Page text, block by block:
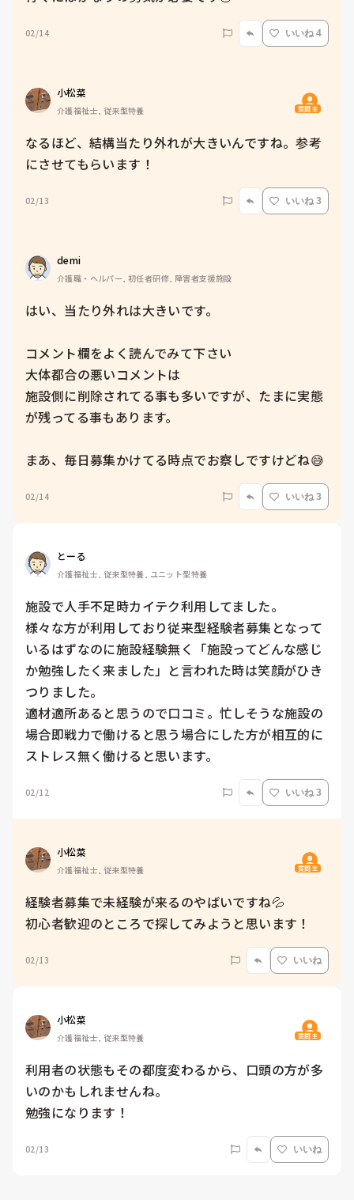
02/14 いいね 4
小松菜
介護福祉士, 従来型特養 質問主
なるほど、結構当たり外れが大きいんですね。参考
にさせてもらいます！
02/13 いいね 3
demi
介護職・ヘルパー, 初任者研修, 障害者支援施設
はい、当たり外れは大きいです。
コメント欄をよく読んでみて下さい
大体都合の悪いコメントは
施設側に削除されてる事も多いですが、たまに実態
が残ってる事もあります。
まあ、毎日募集かけてる時点でお察しですけどね😅
02/14 いいね 3
とーる
介護福祉士, 従来型特養, ユニット型特養
施設で人手不足時カイテク利用してました。
様々な方が利用しており従来型経験者募集となって
いるはずなのに施設経験無く「施設ってどんな感じ
か勉強したく来ました」と言われた時は笑顔がひき
つりました。
適材適所あると思うので口コミ。忙しそうな施設の
場合即戦力で働けると思う場合にした方が相互的に
ストレス無く働けると思います。
02/12 いいね 3
小松菜
介護福祉士, 従来型特養 質問主
経験者募集で未経験が来るのやばいですね💦
初心者歓迎のところで探してみようと思います！
02/13 いいね
小松菜
介護福祉士, 従来型特養 質問主
利用者の状態もその都度変わるから、口頭の方が多
いのかもしれませんね。
勉強になります！
02/13 いいね